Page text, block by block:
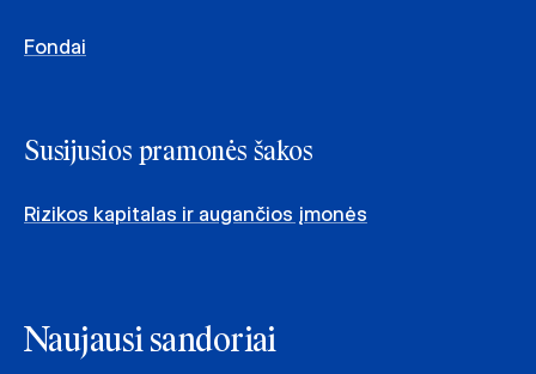
Fondai
Susijusios pramonės šakos
Rizikos kapitalas ir augančios įmonės
Naujausi sandoriai